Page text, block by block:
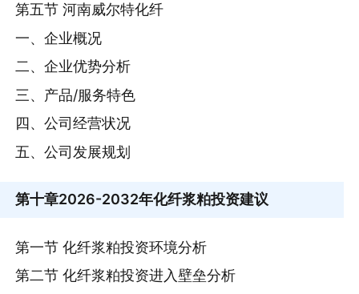
第五节 河南威尔特化纤
一、企业概况
二、企业优势分析
三、产品/服务特色
四、公司经营状况
五、公司发展规划
第十章2026-2032年化纤浆粕投资建议
第一节 化纤浆粕投资环境分析
第二节 化纤浆粕投资进入壁垒分析